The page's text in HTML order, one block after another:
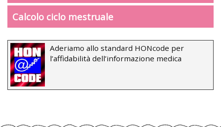
Calcolo ciclo mestruale
Aderiamo allo standard HONcode per
l’affidabilità dell’informazione medica